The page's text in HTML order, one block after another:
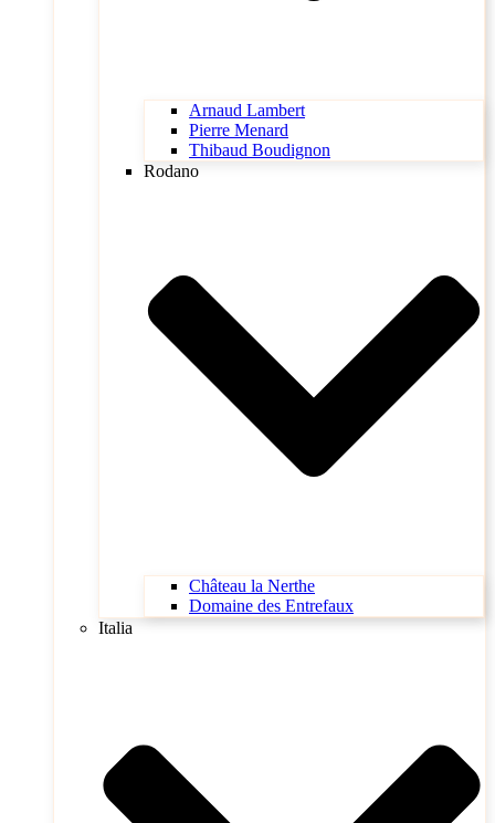
Arnaud Lambert
Pierre Menard
Thibaud Boudignon
Rodano
Château la Nerthe
Domaine des Entrefaux
Italia